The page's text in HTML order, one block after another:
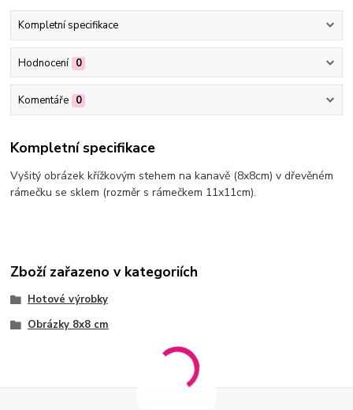
Kompletní specifikace
Hodnocení 0
Komentáře 0
Kompletní specifikace
Vyšitý obrázek křížkovým stehem na kanavě (8x8cm) v dřevěném
rámečku se sklem (rozměr s rámečkem 11x11cm).
Zboží zařazeno v kategoriích
Hotové výrobky
Obrázky 8x8 cm